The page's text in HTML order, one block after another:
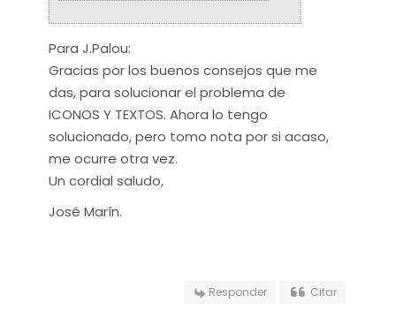
Para J.Palou:
Gracias por los buenos consejos que me
das, para solucionar el problema de
ICONOS Y TEXTOS. Ahora lo tengo
solucionado, pero tomo nota por si acaso,
me ocurre otra vez.
Un cordial saludo,
José Marín.
Responder Citar